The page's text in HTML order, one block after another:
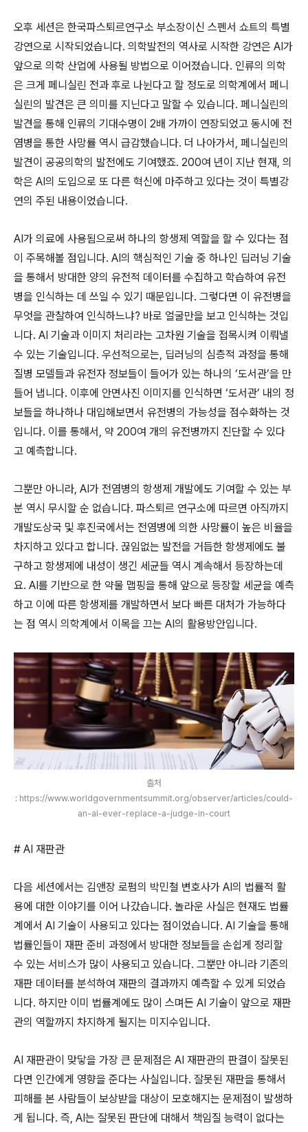
오후 세션은 한국파스퇴르연구소 부소장이신 스펜서 쇼트의 특별
강연으로 시작되었습니다. 의학발전의 역사로 시작한 강연은 AI가
앞으로 의학 산업에 사용될 방법으로 이어졌습니다. 인류의 의학
은 크게 페니실린 전과 후로 나뉜다고 할 정도로 의학계에서 페니
실린의 발견은 큰 의미를 지닌다고 말할 수 있습니다. 페니실린의
발견을 통해 인류의 기대수명이 2배 가까이 연장되었고 동시에 전
염병을 통한 사망률 역시 급감했습니다. 더 나아가서, 페니실린의
발견이 공공의학의 발전에도 기여했죠. 200여 년이 지난 현재, 의
학은 AI의 도입으로 또 다른 혁신에 마주하고 있다는 것이 특별강
연의 주된 내용이었습니다.
AI가 의료에 사용됨으로써 하나의 항생제 역할을 할 수 있다는 점
이 주목해볼 점입니다. AI의 핵심적인 기술 중 하나인 딥러닝 기술
을 통해서 방대한 양의 유전적 데이터를 수집하고 학습하여 유전
병을 인식하는 데 쓰일 수 있기 때문입니다. 그렇다면 이 유전병을
무엇을 관찰하여 인식하느냐? 바로 얼굴만을 보고 인식하는 것입
니다. AI 기술과 이미지 처리라는 고차원 기술을 접목시켜 이뤄낼
수 있는 기술입니다. 우선적으로는, 딥러닝의 심층적 과정을 통해
질병 모델들과 유전자 정보들이 들어가 있는 하나의 ‘도서관’을 만
들어 냅니다. 이후에 안면사진 이미지를 인식하면 ‘도서관’ 내의 정
보들을 하나하나 대입해보면서 유전병의 가능성을 점수화하는 것
입니다. 이를 통해서, 약 200여 개의 유전병까지 진단할 수 있다
고 예측합니다.
그뿐만 아니라, AI가 전염병의 항생제 개발에도 기여할 수 있는 부
분 역시 무시할 순 없습니다. 파스퇴르 연구소에 따르면 아직까지
개발도상국 및 후진국에서는 전염병에 의한 사망률이 높은 비율을
차지하고 있다고 합니다. 끊임없는 발전을 거듭한 항생제에도 불
구하고 항생제에 내성이 생긴 세균들 역시 계속해서 등장하는데
요. AI를 기반으로 한 약물 맵핑을 통해 앞으로 등장할 세균을 예측
하고 이에 따른 항생제를 개발하면서 보다 빠른 대처가 가능하다
는 점 역시 의학계에서 이목을 끄는 AI의 활용방안입니다.
출처
: https://www.worldgovernmentsummit.org/observer/articles/could-
an-ai-ever-replace-a-judge-in-court
# AI 재판관
다음 세션에서는 김앤장 로펌의 박민철 변호사가 AI의 법률적 활
용에 대한 이야기를 이어 나갔습니다. 놀라운 사실은 현재도 법률
계에서 AI 기술이 사용되고 있다는 점이었습니다. AI 기술을 통해
법률인들이 재판 준비 과정에서 방대한 정보들을 손쉽게 정리할
수 있는 서비스가 많이 사용되고 있습니다. 그뿐만 아니라 기존의
재판 데이터를 분석하여 재판의 결과까지 예측할 수 있게 되었습
니다. 하지만 이미 법률계에도 많이 스며든 AI 기술이 앞으로 재판
관의 역할까지 차지하게 될지는 미지수입니다.
AI 재판관이 맞닿을 가장 큰 문제점은 AI 재판관의 판결이 잘못된
다면 인간에게 영향을 준다는 사실입니다. 잘못된 재판을 통해서
피해를 본 사람들이 보상받을 대상이 모호해지는 문제점이 발생하
게 됩니다. 즉, AI는 잘못된 판단에 대해서 책임질 능력이 없다는